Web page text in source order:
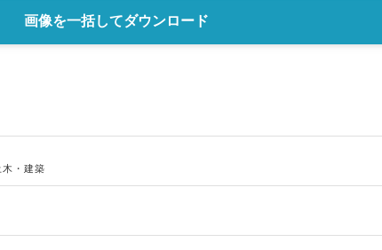
画像を一括してダウンロード
木・建築